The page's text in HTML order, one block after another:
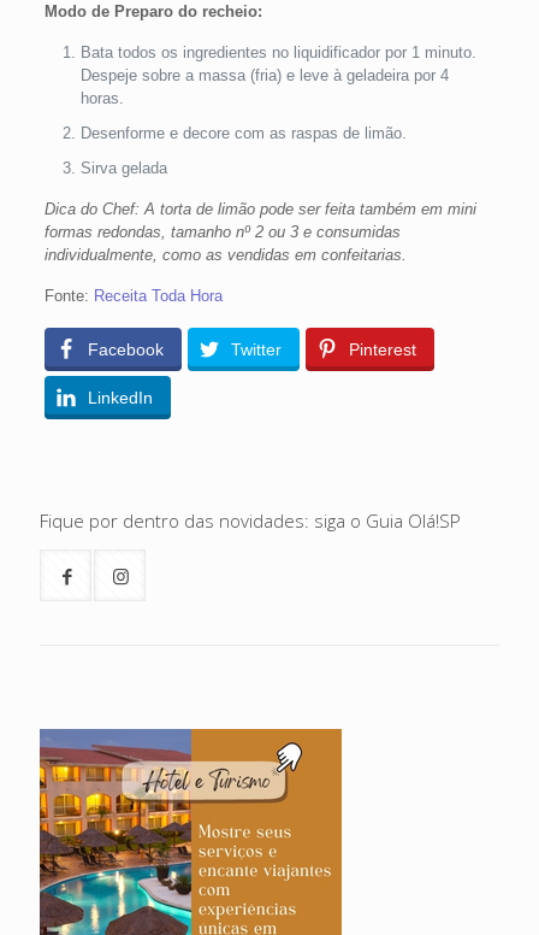
Modo de Preparo do recheio:
Bata todos os ingredientes no liquidificador por 1 minuto.
Despeje sobre a massa (fria) e leve à geladeira por 4
horas.
Desenforme e decore com as raspas de limão.
Sirva gelada
Dica do Chef: A torta de limão pode ser feita também em mini
formas redondas, tamanho nº 2 ou 3 e consumidas
individualmente, como as vendidas em confeitarias.
Fonte: Receita Toda Hora
Facebook Twitter Pinterest
LinkedIn
Fique por dentro das novidades: siga o Guia Olá!SP